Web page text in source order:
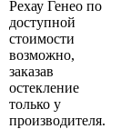
Рехау Генео по
доступной
стоимости
возможно,
заказав
остекление
только у
производителя.